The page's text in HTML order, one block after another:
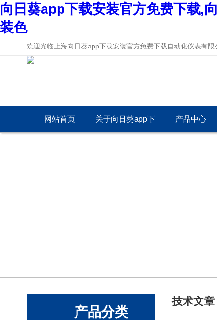
向日葵app下载安装官方免费下载,
装色
欢迎光临上海向日葵app下载安装官方免费下载自动化仪表有限公
网站首页 关于向日葵app下 产品中心
产品分类
技术文章